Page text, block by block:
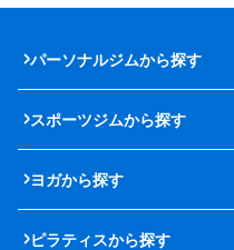
パーソナルジムから探す
スポーツジムから探す
ヨガから探す
ピラティスから探す